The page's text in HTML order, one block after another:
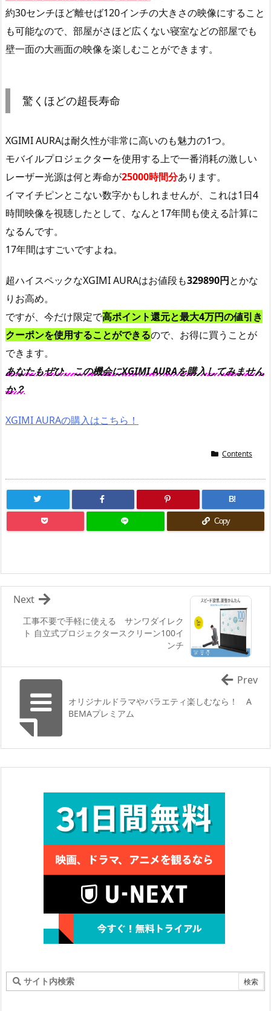
約30センチほど離せば120インチの大きさの映像にすること
も可能なので、部屋がさほど広くない寝室などの部屋でも
壁一面の大画面の映像を楽しむことができます。
驚くほどの超長寿命
XGIMI AURAは耐久性が非常に高いのも魅力の1つ。
モバイルプロジェクターを使用する上で一番消耗の激しい
レーザー光源は何と寿命が25000時間分あります。
イマイチピンとこない数字かもしれませんが、これは1日4
時間映像を視聴したとして、なんと17年間も使える計算に
なるんです。
17年間はすごいですよね。
超ハイスペックなXGIMI AURAはお値段も329890円とかな
りお高め。
ですが、今だけ限定で高ポイント還元と最大4万円の値引き
クーポンを使用することができるので、お得に買うことが
できます。
あなたもぜひ、この機会にXGIMI AURAを購入してみません
か？
XGIMI AURAの購入はこちら！
Contents
B!
Copy
工事不要で手軽に使える サンワダイレク
ト 自立式プロジェクタースクリーン100イ
ンチ
Next
オリジナルドラマやバラエティ楽しむなら！ A
BEMAプレミアム
Prev